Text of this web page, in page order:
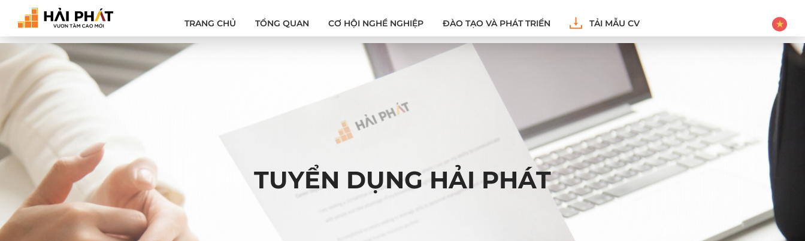
TRANG CHỦ TỔNG QUAN CƠ HỘI NGHỀ NGHIỆP ĐÀO TẠO VÀ PHÁT TRIỂN TẢI MẪU CV
TUYỂN DỤNG HẢI PHÁT